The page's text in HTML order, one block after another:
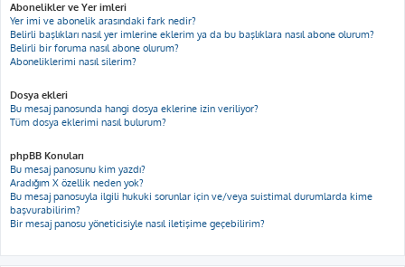
Abonelikler ve Yer imleri
Yer imi ve abonelik arasındaki fark nedir?
Belirli başlıkları nasıl yer imlerine eklerim ya da bu başlıklara nasıl abone olurum?
Belirli bir foruma nasıl abone olurum?
Aboneliklerimi nasıl silerim?
Dosya ekleri
Bu mesaj panosunda hangi dosya eklerine izin veriliyor?
Tüm dosya eklerimi nasıl bulurum?
phpBB Konuları
Bu mesaj panosunu kim yazdı?
Aradığım X özellik neden yok?
Bu mesaj panosuyla ilgili hukuki sorunlar için ve/veya suistimal durumlarda kime
başvurabilirim?
Bir mesaj panosu yöneticisiyle nasıl iletişime geçebilirim?